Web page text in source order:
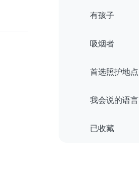
有孩子
吸烟者
首选照护地点
我会说的语言
已收藏